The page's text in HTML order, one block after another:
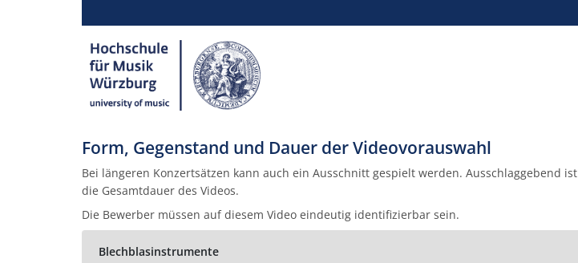
Form, Gegenstand und Dauer der Videovorauswahl
Bei längeren Konzertsätzen kann auch ein Ausschnitt gespielt werden. Ausschlaggebend ist
die Gesamtdauer des Videos.
Die Bewerber müssen auf diesem Video eindeutig identifizierbar sein.
Blechblasinstrumente